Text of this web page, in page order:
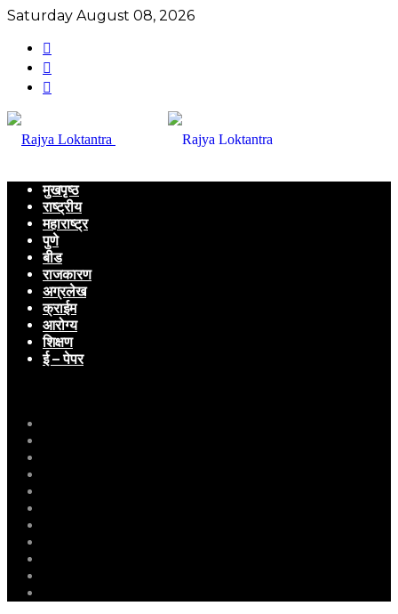
Saturday August 08, 2026
मुखपृष्ठ
राष्ट्रीय
महाराष्ट्र
पुणे
बीड
राजकारण
अग्रलेख
क्राईम
आरोग्य
शिक्षण
ई – पेपर